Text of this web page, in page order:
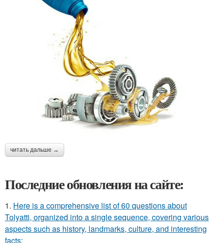
читать дальше →
Последние обновления на сайте:
1. Here is a comprehensive list of 60 questions about
Tolyatti, organized into a single sequence, covering various
aspects such as history, landmarks, culture, and interesting
facts: